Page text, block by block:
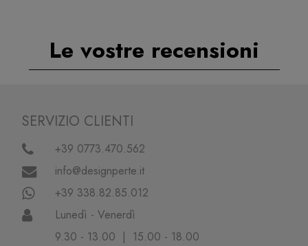
Le vostre recensioni
SERVIZIO CLIENTI
+39 0773.470.562
info@designperte.it
+39 338.82.85.012
Lunedì - Venerdì
9.30 - 13.00 | 15.00 - 18.00